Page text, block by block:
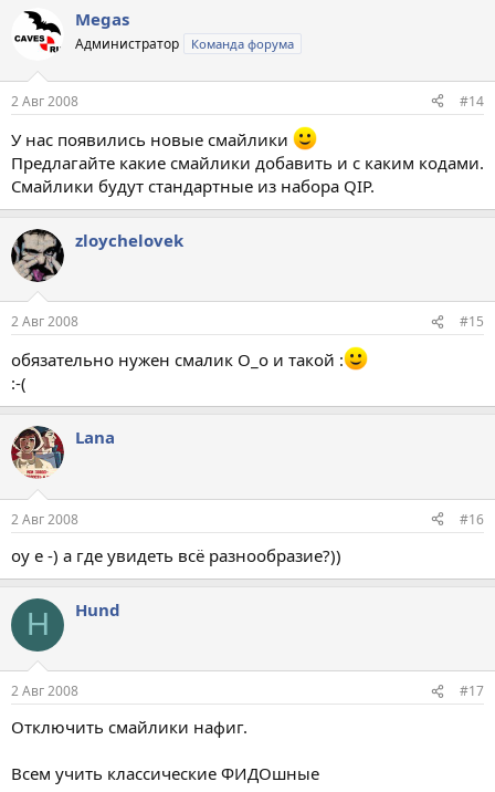
Megas
Администратор Команда форума
2 Авг 2008 #14
У нас появились новые смайлики
Предлагайте какие смайлики добавить и с каким кодами.
Смайлики будут стандартные из набора QIP.
zloychelovek
2 Авг 2008 #15
обязательно нужен смалик О_о и такой :
:-(
Lana
2 Авг 2008 #16
оу е -) а где увидеть всё разнообразие?))
H Hund
2 Авг 2008 #17
Отключить смайлики нафиг.
Всем учить классические ФИДОшные